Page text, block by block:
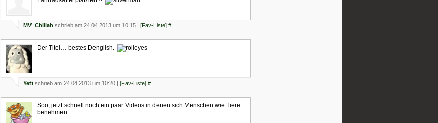
MV_Chillah schrieb am 24.04.2013 um 10:15 | [Fav-Liste] #
Der Titel… bestes Denglish.
Yeti schrieb am 24.04.2013 um 10:20 | [Fav-Liste] #
Soo, jetzt schnell noch ein paar Videos in denen sich Menschen wie Tiere
benehmen.